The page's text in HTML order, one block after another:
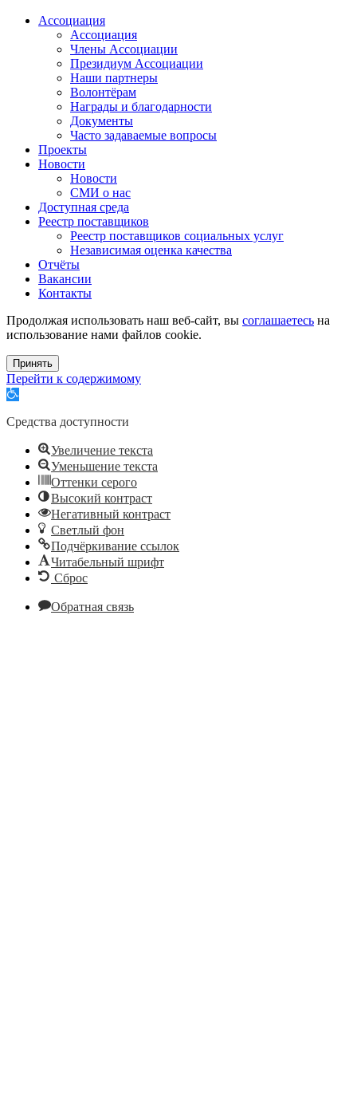
Ассоциация
Ассоциация
Члены Ассоциации
Президиум Ассоциации
Наши партнеры
Волонтёрам
Награды и благодарности
Документы
Часто задаваемые вопросы
Проекты
Новости
Новости
СМИ о нас
Доступная среда
Реестр поставщиков
Реестр поставщиков социальных услуг
Независимая оценка качества
Отчёты
Вакансии
Контакты
Продолжая использовать наш веб-сайт, вы соглашаетесь на
использование нами файлов cookie.
Принять
Перейти к содержимому
Открыть
инструментов
Средства доступности
Увеличение текста
Уменьшение текста
Оттенки серого
Высокий контраст
Негативный контраст
Светлый фон
Подчёркивание ссылок
Читабельный шрифт
Сброс
Обратная связь